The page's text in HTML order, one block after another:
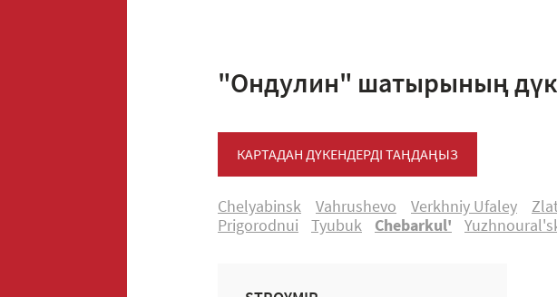
"Ондулин" шатырының
КАРТАДАН ДҮКЕНДЕРДІ ТАҢДАҢЫЗ
Chelyabinsk Vahrushevo Verkhniy Ufaley
Prigorodnui
Tyubuk Chebarkul'